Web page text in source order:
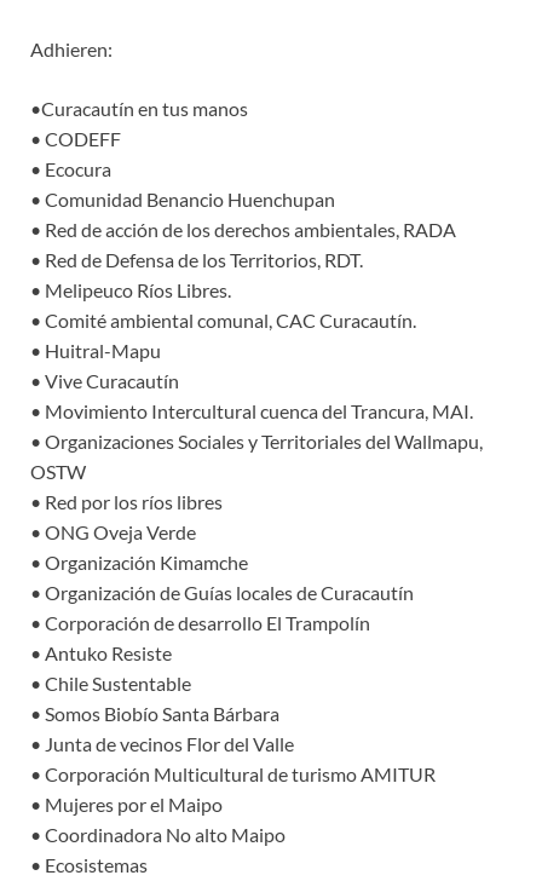
Adhieren:
•Curacautín en tus manos
• CODEFF
• Ecocura
• Comunidad Benancio Huenchupan
• Red de acción de los derechos ambientales, RADA
• Red de Defensa de los Territorios, RDT.
• Melipeuco Ríos Libres.
• Comité ambiental comunal, CAC Curacautín.
• Huitral-Mapu
• Vive Curacautín
• Movimiento Intercultural cuenca del Trancura, MAI.
• Organizaciones Sociales y Territoriales del Wallmapu,
OSTW
• Red por los ríos libres
• ONG Oveja Verde
• Organización Kimamche
• Organización de Guías locales de Curacautín
• Corporación de desarrollo El Trampolín
• Antuko Resiste
• Chile Sustentable
• Somos Biobío Santa Bárbara
• Junta de vecinos Flor del Valle
• Corporación Multicultural de turismo AMITUR
• Mujeres por el Maipo
• Coordinadora No alto Maipo
• Ecosistemas